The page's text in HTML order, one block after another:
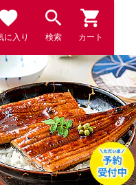
に入り 検索 カート
受賞の鰻／ うなぎ 鰻 国産